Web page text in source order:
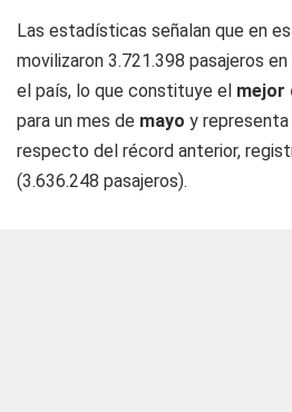
Las estadísticas señalan que en
movilizaron 3.721.398 pasajeros
el país, lo que constituye el mejor
para un mes de mayo y
respecto del récord anterior,
(3.636.248 pasajeros).